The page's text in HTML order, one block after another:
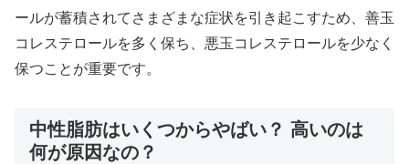
ールが蓄積されてさまざまな症状を引き起こすため、善玉
コレステロールを多く保ち、悪玉コレステロールを少なく
保つことが重要です。
中性脂肪はいくつからやばい？ 高いのは
何が原因なの？